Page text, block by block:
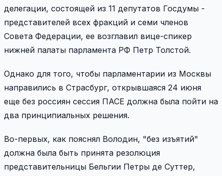
делегации, состоящей из 11 депутатов Госдумы -
представителей всех фракций и семи членов
Совета Федерации, ее возглавил вице-спикер
нижней палаты парламента РФ Петр Толстой.
Однако для того, чтобы парламентарии из Москвы
направились в Страсбург, открывшаяся 24 июня
еще без россиян сессия ПАСЕ должна была пойти на
два принципиальных решения.
Во-первых, как пояснял Володин, "без изъятий"
должна была быть принята резолюция
представительницы Бельгии Петры де Суттер,